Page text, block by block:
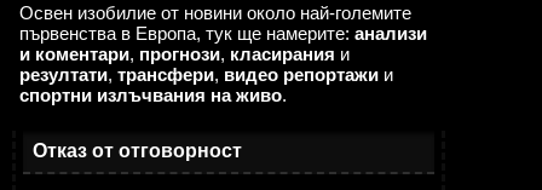
Освен изобилие от новини около най-големите
първенства в Европа, тук ще намерите: анализи
и коментари, прогнози, класирания и
резултати, трансфери, видео репортажи и
спортни излъчвания на живо.
Отказ от отговорност